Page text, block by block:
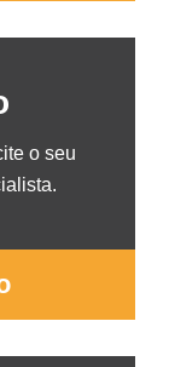
o seu